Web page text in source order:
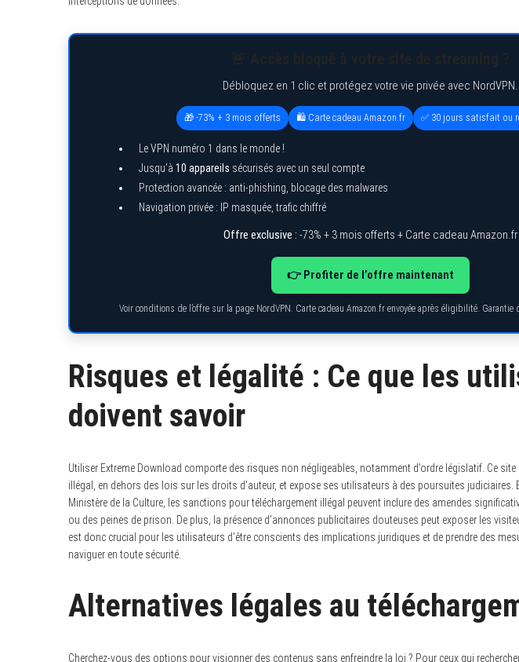
Débloquez en 1 clic et protégez votre vie privée avec NordVPN.
🎁 -73% + 3 mois offerts 🛍️ Carte cadeau Amazon.fr ✅ 30 jours satisfait ou
Le VPN numéro 1 dans le monde !
Jusqu’à 10 appareils sécurisés avec un seul compte
Protection avancée : anti-phishing, blocage des malwares
Navigation privée : IP masquée, trafic chiffré
Offre exclusive : -73% + 3 mois offerts + Carte cadeau Amazon.fr
👉 Profiter de l’offre maintenant
Voir conditions de l’offre sur la page NordVPN. Carte cadeau Amazon.fr envoyée après éligibilité. Garantie
Risques et légalité : Ce que les
doivent savoir
Utiliser Extreme Download comporte des risques non négligeables, notamment d’ordre législatif. Ce
illégal, en dehors des lois sur les droits d’auteur, et expose ses utilisateurs à des poursuites judiciaires.
Ministère de la Culture, les sanctions pour téléchargement illégal peuvent inclure des amendes
ou des peines de prison. De plus, la présence d’annonces publicitaires douteuses peut exposer les
est donc crucial pour les utilisateurs d’être conscients des implications juridiques et de prendre des
naviguer en toute sécurité.
Alternatives légales au
Cherchez-vous des options pour visionner des contenus sans enfreindre la loi ? Pour ceux qui